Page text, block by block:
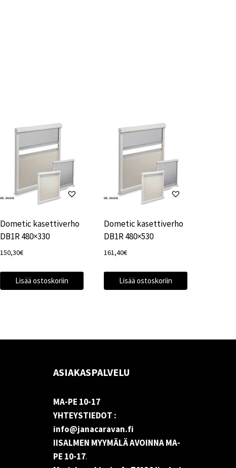
Dometic kasettiverho
DB1R 480×330
150,30€
Lisää ostoskoriin
Dometic kasettiverho
DB1R 480×530
161,40€
Lisää ostoskoriin
ASIAKASPALVELU
MA-PE 10-17
YHTEYSTIEDOT :
info@janacaravan.fi
IISALMEN MYYMÄLÄ AVOINNA MA-
PE 10-17.